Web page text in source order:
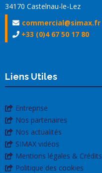
34170 Castelnau-le-Lez
commercial@simax.fr
+33 (0)4 67 50 17 80
Liens Utiles
Entreprise
Nos partenaires
Nos actualités
SIMAX vidéos
Mentions légales & Crédits
Politique des cookies